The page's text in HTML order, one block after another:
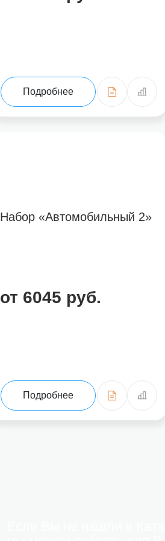
Подробнее
Набор «Автомобильный 2»
от 6045 руб.
Подробнее